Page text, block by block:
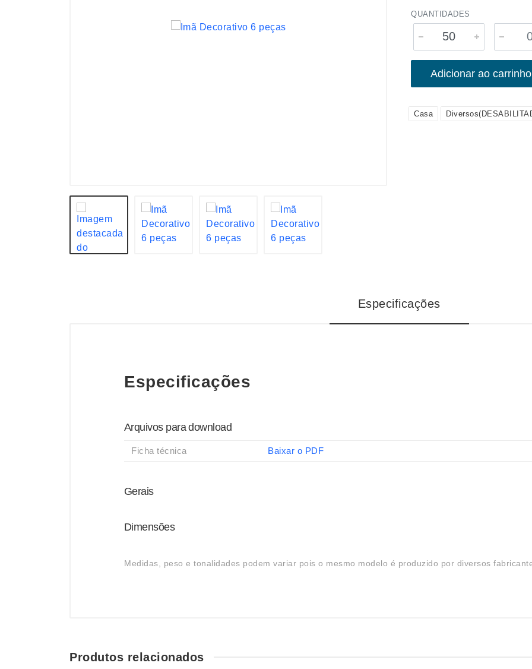
QUANTIDADES
Adicionar ao carrinho
Casa
Especificações
Especificações
Arquivos para download
Ficha técnica Baixar o PDF
Gerais
Dimensões
Medidas, peso e tonalidades podem variar pois o mesmo modelo é produzido por diversos
Produtos relacionados